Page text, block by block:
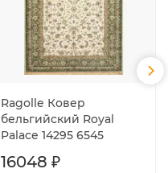
Ragolle Ковер
бельгийский Royal
Palace 14295 6545
16048 ₽